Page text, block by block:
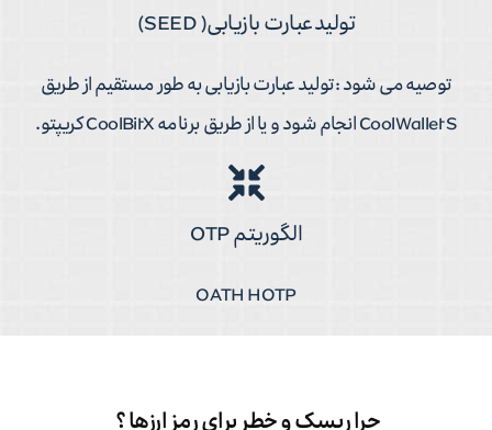
تولیدعبارت بازیابی( SEED)
توصیه می شود :تولید عبارت بازیابی به طور مستقیم از طریق
CoolWallet S انجام شود و یا از طریق برنامه CoolBitX کریپتو.
الگوریتم OTP
OATH HOTP
چرا ریسک و خطر برای رمز ارزها ؟